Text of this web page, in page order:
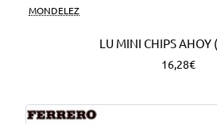
MONDELEZ
LU MINI CHIPS AHOY
16,28€